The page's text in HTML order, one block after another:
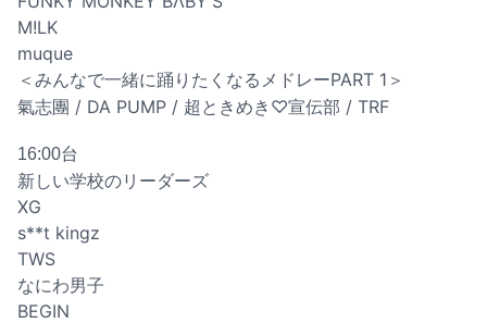
M!LK
muque
＜みんなで一緒に踊りたくなるメドレーPART 1＞
氣志團 / DA PUMP / 超ときめき♡宣伝部 / TRF
16:00台
新しい学校のリーダーズ
XG
s**t kingz
TWS
なにわ男子
BEGIN